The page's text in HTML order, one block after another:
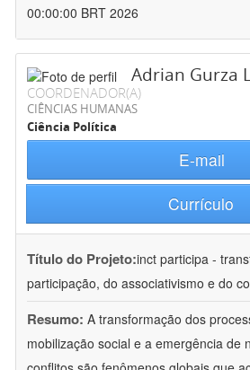
00:00:00 BRT 2026
Adrian Gurza
COORDENADOR(A)
CIÊNCIAS HUMANAS
Ciência Política
E-mail
Currículo
Título do Projeto:inct participa -
participação, do associativismo e do
Resumo: A transformação dos
mobilização social e a emergência de